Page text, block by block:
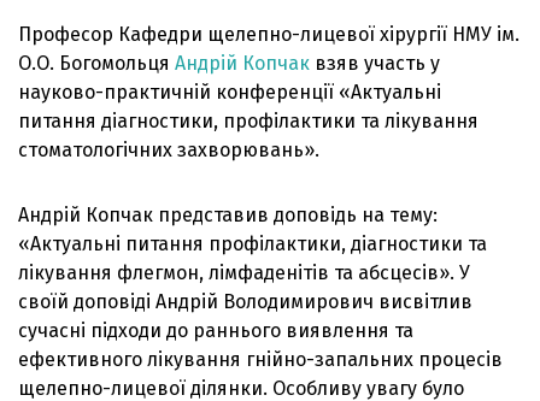
Професор Кафедри щелепно-лицевої хірургії НМУ ім.
О.О. Богомольця Андрій Копчак взяв участь у
науково-практичній конференції «Актуальні
питання діагностики, профілактики та лікування
стоматологічних захворювань».
Андрій Копчак представив доповідь на тему:
«Актуальні питання профілактики, діагностики та
лікування флегмон, лімфаденітів та абсцесів». У
своїй доповіді Андрій Володимирович висвітлив
сучасні підходи до раннього виявлення та
ефективного лікування гнійно-запальних процесів
щелепно-лицевої ділянки. Особливу увагу було